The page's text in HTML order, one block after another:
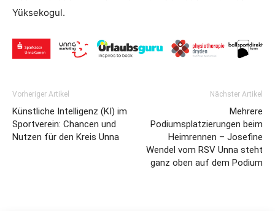
Yüksekogul.
Vorheriger Artikel
Künstliche Intelligenz (KI) im
Sportverein: Chancen und
Nutzen für den Kreis Unna
Nächster Artikel
Mehrere
Podiumsplatzierungen beim
Heimrennen – Josefine
Wendel vom RSV Unna steht
ganz oben auf dem Podium